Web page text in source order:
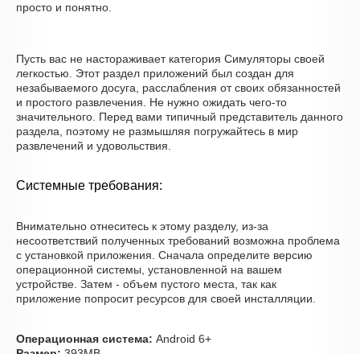
просто и понятно.
Пусть вас не настораживает категория Симуляторы своей
легкостью. Этот раздел приложений был создан для
незабываемого досуга, расслабления от своих обязанностей
и простого развлечения. Не нужно ожидать чего-то
значительного. Перед вами типичный представитель данного
раздела, поэтому не размышляя погружайтесь в мир
развлечений и удовольствия.
Системные требования:
Внимательно отнеситесь к этому разделу, из-за
несоответствий полученных требований возможна проблема
с установкой приложения. Сначала определите версию
операционной системы, установленной на вашем
устройстве. Затем - объем пустого места, так как
приложение попросит ресурсов для своей инсталляции.
Операционная система: Android 6+